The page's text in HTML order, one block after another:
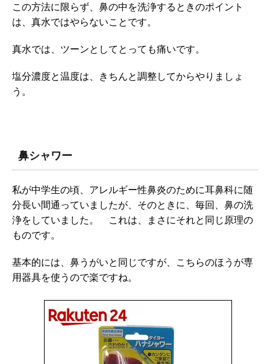
この方法に限らず、鼻の中を洗浄するときのポイント
は、真水ではやらないことです。
真水では、ツーンとしてとっても痛いです。
塩分濃度と温度は、きちんと調整してからやりましょ
う。
鼻シャワー
私が中学生の頃、アレルギー性鼻炎のために耳鼻科に随
分長い間通っていましたが、そのときに、毎回、鼻の洗
浄をしていました。 これは、まさにそれと同じ原理の
ものです。
基本的には、鼻うがいと同じですが、こちらのほうが専
用器具を使うので楽ですね。